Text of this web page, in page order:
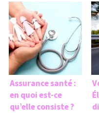
Assurance santé :
en quoi est-ce
qu’elle consiste ?